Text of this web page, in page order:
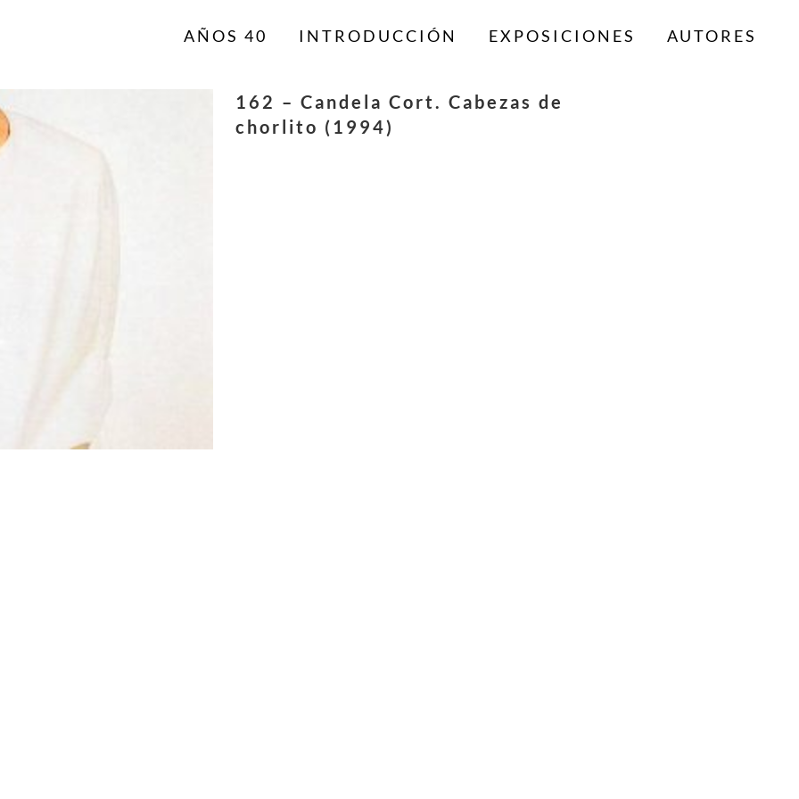
AÑOS 40 INTRODUCCIÓN EXPOSICIONES AUTORES
162 – Candela Cort. Cabezas de
chorlito (1994)